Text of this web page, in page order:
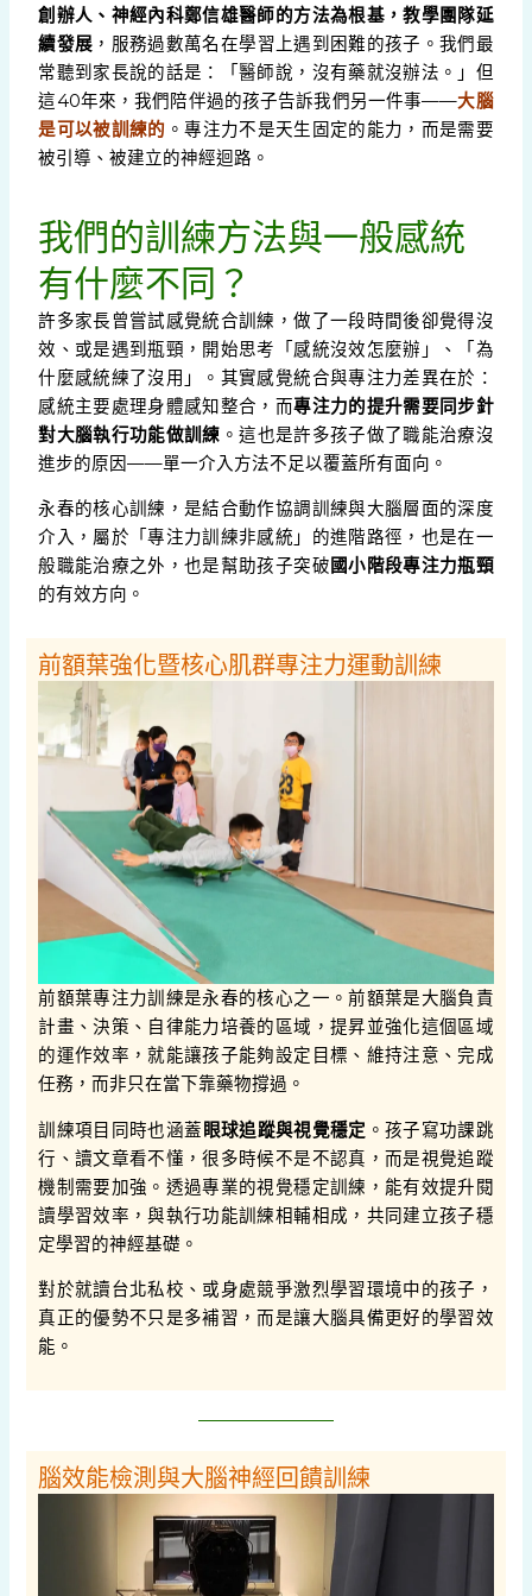
創辦人、神經內科鄭信雄醫師的方法為根基，教學團隊延
續發展 ，服務過數萬名在學習上遇到困難的孩子。我們最
常聽到家長說的話是：「醫師說，沒有藥就沒辦法。」但
這40年來，我們陪伴過的孩子告訴我們另一件事——大腦
是可以被訓練的 。專注力不是天生固定的能力，而是需要
被引導、被建立的神經迴路。
我們的訓練方法與一般感統
有什麼不同？
許多家長曾嘗試感覺統合訓練，做了一段時間後卻覺得沒
效、或是遇到瓶頸，開始思考「感統沒效怎麼辦」、「為
什麼感統練了沒用」。其實感覺統合與專注力差異在於：
感統主要處理身體感知整合，而專注力的提升需要同步針
對大腦執行功能做訓練 。這也是許多孩子做了職能治療沒
進步的原因——單一介入方法不足以覆蓋所有面向。
永春的核心訓練，是結合動作協調訓練與大腦層面的深度
介入，屬於「專注力訓練非感統」的進階路徑，也是在一
般職能治療之外，也是幫助孩子突破國小階段專注力瓶頸
的有效方向。
前額葉強化暨核心肌群專注力運動訓練
前額葉專注力訓練是永春的核心之一。前額葉是大腦負責
計畫、決策、自律能力培養的區域，提昇並強化這個區域
的運作效率，就能讓孩子能夠設定目標、維持注意、完成
任務，而非只在當下靠藥物撐過。
訓練項目同時也涵蓋 眼球追蹤與視覺穩定 。孩子寫功課跳
行、讀文章看不懂，很多時候不是不認真，而是視覺追蹤
機制需要加強。透過專業的視覺穩定訓練，能有效提升閱
讀學習效率，與執行功能訓練相輔相成，共同建立孩子穩
定學習的神經基礎。
對於就讀台北私校、或身處競爭激烈學習環境中的孩子，
真正的優勢不只是多補習，而是讓大腦具備更好的學習效
能。
腦效能檢測與大腦神經回饋訓練